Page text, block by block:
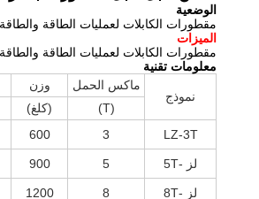
الوضعية
مقطورات الكابلات لعمليات الطاقة
الميزات
مقطورات الكابلات لعمليات الطاقة
معلومات تقنية
نموذج
ماكس الحمل وزن
(T)
(كلغ)
LZ-3T
3
600
لز -5T 5
900
لز -8T 8
1200